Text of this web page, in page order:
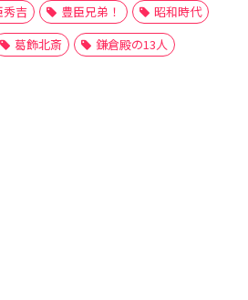
秀吉 豊臣兄弟！
昭和時代
葛飾北斎 鎌倉殿の13人